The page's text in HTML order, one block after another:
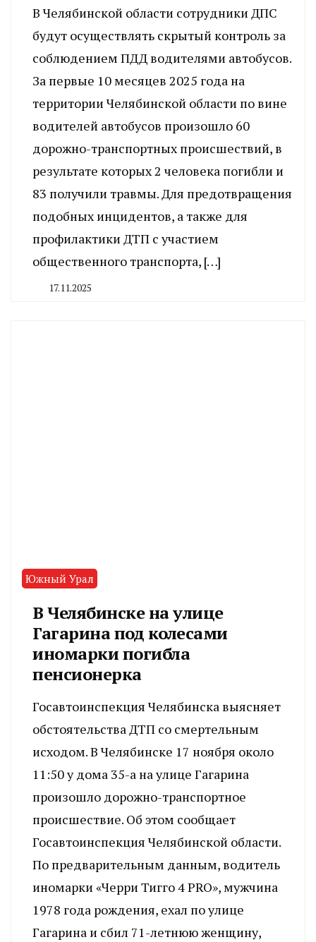
В Челябинской области сотрудники ДПС
будут осуществлять скрытый контроль за
соблюдением ПДД водителями автобусов.
За первые 10 месяцев 2025 года на
территории Челябинской области по вине
водителей автобусов произошло 60
дорожно-транспортных происшествий, в
результате которых 2 человека погибли и
83 получили травмы. Для предотвращения
подобных инцидентов, а также для
профилактики ДТП с участием
общественного транспорта, […]
17.11.2025
Южный Урал
В Челябинске на улице
Гагарина под колесами
иномарки погибла
пенсионерка
Госавтоинспекция Челябинска выясняет
обстоятельства ДТП со смертельным
исходом. В Челябинске 17 ноября около
11:50 у дома 35-а на улице Гагарина
произошло дорожно-транспортное
происшествие. Об этом сообщает
Госавтоинспекция Челябинской области.
По предварительным данным, водитель
иномарки «Черри Тигго 4 PRO», мужчина
1978 года рождения, ехал по улице
Гагарина и сбил 71-летнюю женщину,